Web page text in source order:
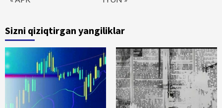
Sizni qiziqtirgan yangiliklar